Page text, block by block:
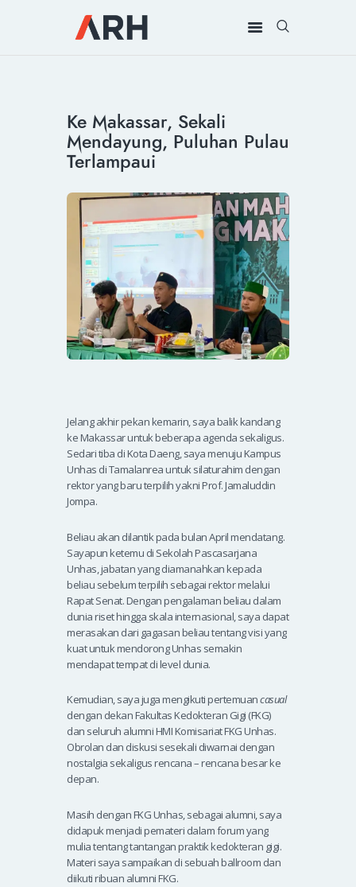
INSPIRING
MONDAY
RILIS MEDIA
BUKU
PIDATO
KEBUDAYAAN
KENALAN
Ke Makassar, Sekali
Mendayung, Puluhan Pulau
Terlampaui
Jelang akhir pekan kemarin, saya balik kandang
ke Makassar untuk beberapa agenda sekaligus.
Sedari tiba di Kota Daeng, saya menuju Kampus
Unhas di Tamalanrea untuk silaturahim dengan
rektor yang baru terpilih yakni Prof. Jamaluddin
Jompa.
Beliau akan dilantik pada bulan April mendatang.
Sayapun ketemu di Sekolah Pascasarjana
Unhas, jabatan yang diamanahkan kepada
beliau sebelum terpilih sebagai rektor melalui
Rapat Senat. ​​Dengan pengalaman beliau dalam
dunia riset hingga skala internasional, saya dapat
merasakan dari gagasan beliau tentang visi yang
kuat untuk mendorong Unhas semakin
mendapat tempat di level dunia.
Kemudian, saya juga mengikuti pertemuancasual
dengan dekan Fakultas Kedokteran Gigi (FKG)
dan seluruh alumni HMI Komisariat FKG Unhas.
Obrolan dan diskusi sesekali diwarnai dengan
nostalgia sekaligus rencana – rencana besar ke
depan.
Masih dengan FKG Unhas, sebagai alumni, saya
didapuk menjadi pemateri dalam forum yang
mulia tentang tantangan praktik kedokteran gigi.
Materi saya sampaikan di sebuah ballroom dan
diikuti ribuan alumni FKG.